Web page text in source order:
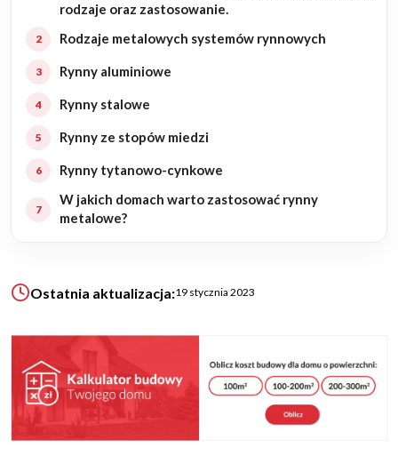
Realizacje
Referencje
Filmy
Ogrody
BLOG
ZAPISZ SIĘ
rodzaje oraz zastosowanie.
Rodzaje metalowych systemów rynnowych
Rynny aluminiowe
Rynny stalowe
Rynny ze stopów miedzi
Rynny tytanowo-cynkowe
W jakich domach warto zastosować rynny
metalowe?
Ostatnia aktualizacja:19 stycznia 2023